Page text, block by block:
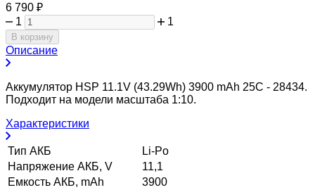
6 790 ₽
1
1
В корзину
Описание
Аккумулятор HSP 11.1V (43.29Wh) 3900 mAh 25C - 28434.
Подходит на модели масштаба 1:10.
Характеристики
Тип АКБ
Li-Po
Напряжение АКБ, V
11,1
Емкость АКБ, mAh
3900